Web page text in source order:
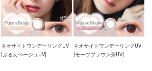
ネオサイトワンデーリングUV
[ぷるんベージュUV]
ネオサイトワンデーリングUV
[モーヴブラウン茶UV]